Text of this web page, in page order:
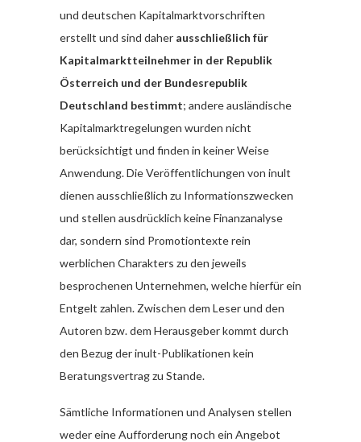
und deutschen Kapitalmarktvorschriften
erstellt und sind daher ausschließlich für
Kapitalmarktteilnehmer in der Republik
Österreich und der Bundesrepublik
Deutschland bestimmt; andere ausländische
Kapitalmarktregelungen wurden nicht
berücksichtigt und finden in keiner Weise
Anwendung. Die Veröffentlichungen von inult
dienen ausschließlich zu Informationszwecken
und stellen ausdrücklich keine Finanzanalyse
dar, sondern sind Promotiontexte rein
werblichen Charakters zu den jeweils
besprochenen Unternehmen, welche hierfür ein
Entgelt zahlen. Zwischen dem Leser und den
Autoren bzw. dem Herausgeber kommt durch
den Bezug der inult-Publikationen kein
Beratungsvertrag zu Stande.
Sämtliche Informationen und Analysen stellen
weder eine Aufforderung noch ein Angebot